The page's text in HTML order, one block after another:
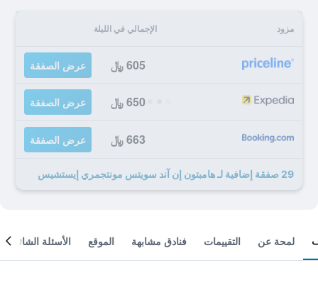
مزود الإجمالي في الليلة
605 ﷼ عرض الصفقة
650 ﷼ عرض الصفقة
663 ﷼ عرض الصفقة
29 صفقة إضافية لـ هامبتون إن آند سويتس مونتجمري إيستشيس
لمحة عن التقييمات فنادق مشابهة الموقع الأسئلة الشائعة